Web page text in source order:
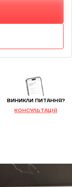
ВИНИКЛИ ПИТАННЯ?
КОНСУЛЬТАЦІЯ